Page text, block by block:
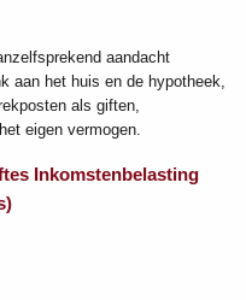
aandacht
aan het huis en de hypotheek,
als giften,
eigen vermogen.
Inkomstenbelasting